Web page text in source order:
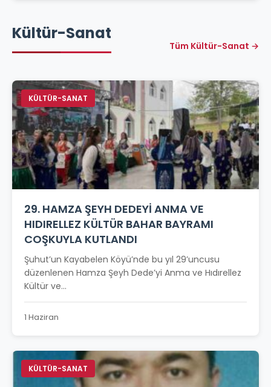
Kültür-Sanat
Tüm Kültür-Sanat →
KÜLTÜR-SANAT
29. HAMZA ŞEYH DEDEYİ ANMA VE
HIDIRELLEZ KÜLTÜR BAHAR BAYRAMI
COŞKUYLA KUTLANDI
Şuhut’un Kayabelen Köyü’nde bu yıl 29’uncusu
düzenlenen Hamza Şeyh Dede’yi Anma ve Hıdırellez
Kültür ve...
1 Haziran
KÜLTÜR-SANAT